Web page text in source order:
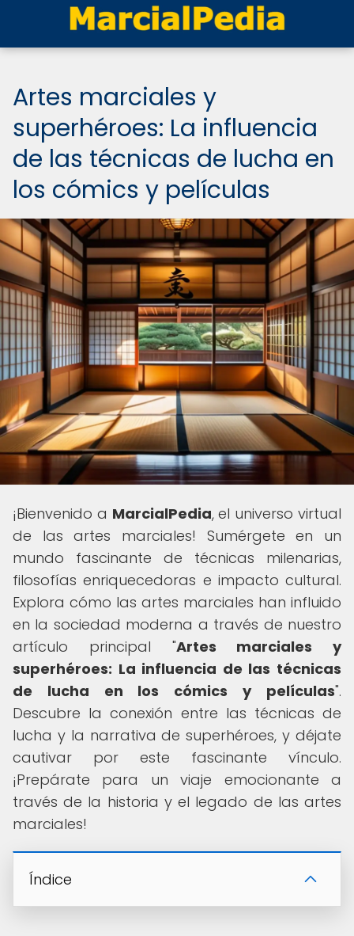
Artes marciales y
superhéroes: La influencia
de las técnicas de lucha en
los cómics y películas
¡Bienvenido a MarcialPedia, el universo virtual
de las artes marciales! Sumérgete en un
mundo fascinante de técnicas milenarias,
filosofías enriquecedoras e impacto cultural.
Explora cómo las artes marciales han influido
en la sociedad moderna a través de nuestro
artículo principal "Artes marciales y
superhéroes: La influencia de las técnicas
de lucha en los cómics y películas".
Descubre la conexión entre las técnicas de
lucha y la narrativa de superhéroes, y déjate
cautivar por este fascinante vínculo.
¡Prepárate para un viaje emocionante a
través de la historia y el legado de las artes
marciales!
Índice